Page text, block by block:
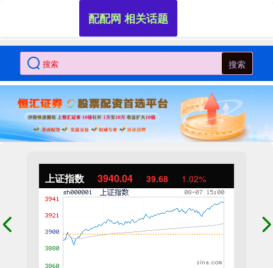
搜索
上证指数 3940.04 39.68 1.02%
配配网 相关话题